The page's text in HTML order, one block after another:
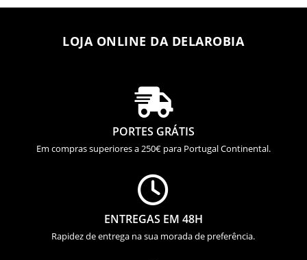
LOJA ONLINE DA DELAROBIA

PORTES GRÁTIS
Em compras superiores a 250€ para Portugal Continental.

ENTREGAS EM 48H
Rapidez de entrega na sua morada de preferência.